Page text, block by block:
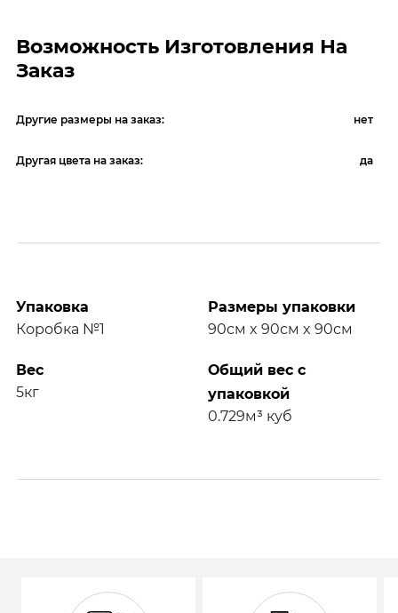
Возможность Изготовления На
Заказ
Другие размеры на заказ: нет
Другая цвета на заказ: да
Упаковка
Коробка №1
Размеры упаковки
90см x 90см x 90см
Вес
5кг
Общий вес с
упаковкой
0.729м³ куб